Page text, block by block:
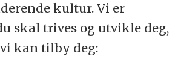
kultur. Vi er
skal trives og utvikle deg,
kan tilby deg: